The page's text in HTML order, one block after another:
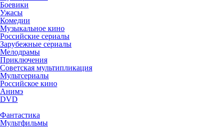
Боевики
Ужасы
Комедии
Музыкальное кино
Российские сериалы
Зарубежные сериалы
Мелодрамы
Приключения
Советская мультипликация
Мультсериалы
Российское кино
Анимэ
DVD
Фантастика
Мультфильмы